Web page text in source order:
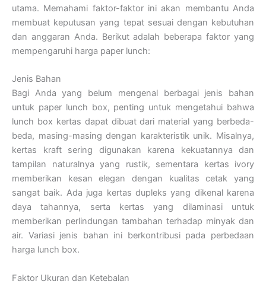
utama. Memahami faktor-faktor ini akan membantu Anda
membuat keputusan yang tepat sesuai dengan kebutuhan
dan anggaran Anda. Berikut adalah beberapa faktor yang
mempengaruhi harga paper lunch:
Jenis Bahan
Bagi Anda yang belum mengenal berbagai jenis bahan
untuk paper lunch box, penting untuk mengetahui bahwa
lunch box kertas dapat dibuat dari material yang berbeda-
beda, masing-masing dengan karakteristik unik. Misalnya,
kertas kraft sering digunakan karena kekuatannya dan
tampilan naturalnya yang rustik, sementara kertas ivory
memberikan kesan elegan dengan kualitas cetak yang
sangat baik. Ada juga kertas dupleks yang dikenal karena
daya tahannya, serta kertas yang dilaminasi untuk
memberikan perlindungan tambahan terhadap minyak dan
air. Variasi jenis bahan ini berkontribusi pada perbedaan
harga lunch box.
Faktor Ukuran dan Ketebalan